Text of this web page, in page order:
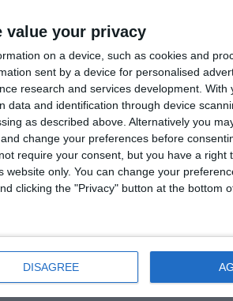
value your privacy
on a device, such as cookies and
sent by a device for personalised
research and services development. With
data and identification through device
as described above. Alternatively you
change your preferences before
require your consent, but you have a right
website only. You can change your
clicking the "Privacy" button at the bottom
DISAGREE
necesară executarea lucrărilor
exploatare şi care să asigure
pe alocuri, dale deteriorate, și
și altor factori umani -
crăpături și sunt
noroi, astfel îngreunându-se
pietonale, generând
în stare corespunzătoare în
atât pentru circulația pietonală,